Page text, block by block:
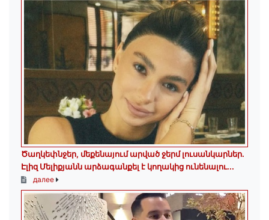
Ծաղկեփնջեր, մեքենայում արված ջերմ լուսանկարներ.
Էլիզ Մելիքյանն արձագանքել է կողակից ունենալու...
далее